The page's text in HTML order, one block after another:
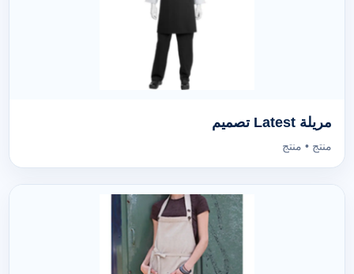
مريلة Latest تصميم
منتج • منتج